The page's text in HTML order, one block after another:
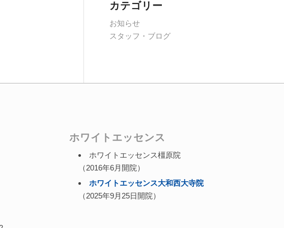
カテゴリー
お知らせ
スタッフ・ブログ
ホワイトエッセンス
ホワイトエッセンス橿原院
（2016年6月開院）
ホワイトエッセンス大和西大寺院
（2025年9月25日開院）